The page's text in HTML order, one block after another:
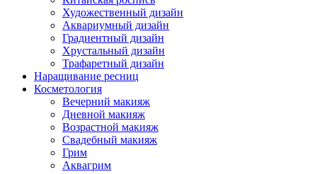
Художественный дизайн
Аквариумный дизайн
Градиентный дизайн
Хрустальный дизайн
Трафаретный дизайн
Наращивание ресниц
Косметология
Вечерний макияж
Дневной макияж
Возрастной макияж
Свадебный макияж
Грим
Аквагрим